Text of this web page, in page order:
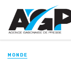
MONDE